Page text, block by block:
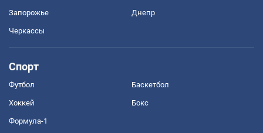
Запорожье Днепр
Черкассы
Спорт
Футбол Баскетбол
Хоккей Бокс
Формула-1